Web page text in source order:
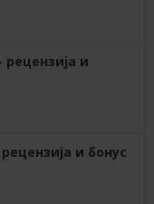
и
и бонус